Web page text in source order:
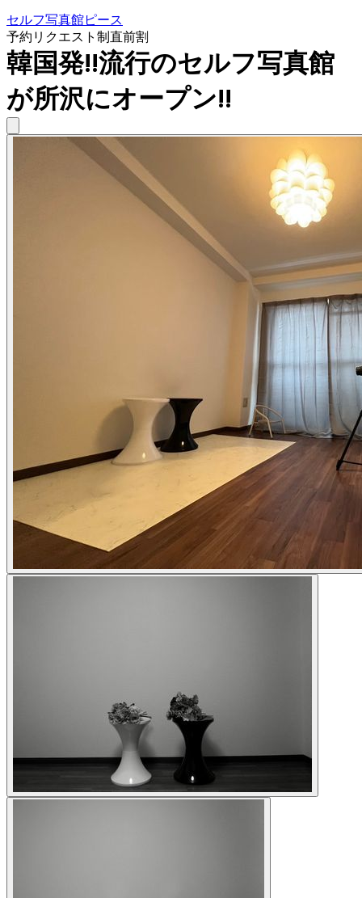
セルフ写真館ピース
予約リクエスト制直前割
韓国発!!流行のセルフ写真館
が所沢にオープン!!